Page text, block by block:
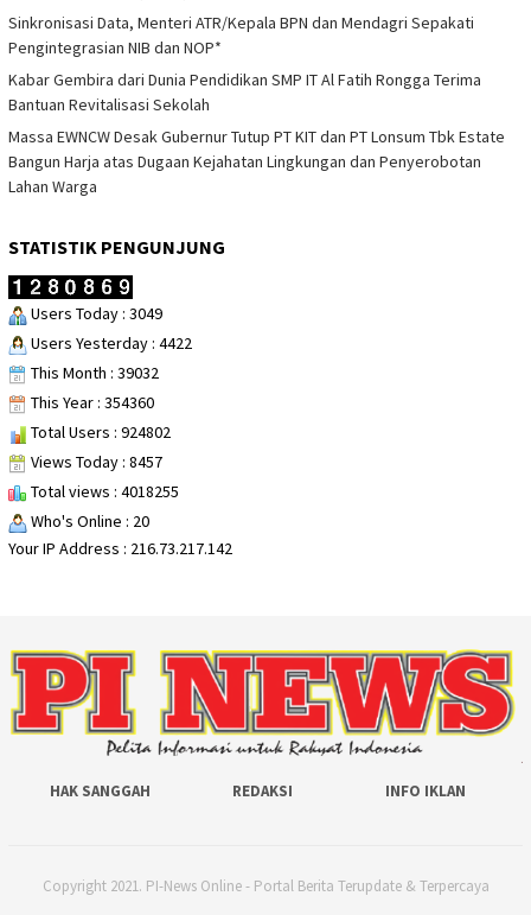
Sinkronisasi Data, Menteri ATR/Kepala BPN dan Mendagri Sepakati
Pengintegrasian NIB dan NOP*
Kabar Gembira dari Dunia Pendidikan SMP IT Al Fatih Rongga Terima
Bantuan Revitalisasi Sekolah
Massa EWNCW Desak Gubernur Tutup PT KIT dan PT Lonsum Tbk Estate
Bangun Harja atas Dugaan Kejahatan Lingkungan dan Penyerobotan
Lahan Warga
STATISTIK PENGUNJUNG
Users Today : 3049
Users Yesterday : 4422
This Month : 39032
This Year : 354360
Total Users : 924802
Views Today : 8457
Total views : 4018255
Who's Online : 20
Your IP Address : 216.73.217.142
HAK SANGGAH REDAKSI INFO IKLAN
Copyright 2021. PI-News Online - Portal Berita Terupdate & Terpercaya